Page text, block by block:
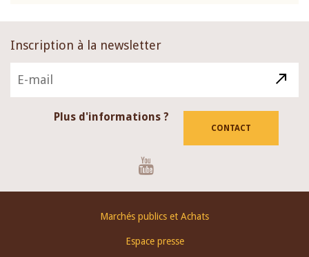
Inscription à la newsletter
Plus d'informations ?
CONTACT
Marchés publics et Achats
Espace presse